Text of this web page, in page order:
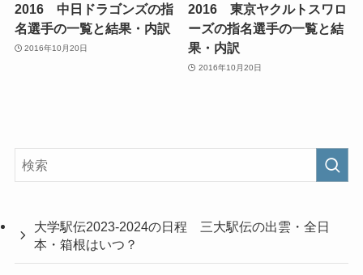
2016 中日ドラゴンズの指
名選手の一覧と結果・内訳
2016年10月20日
2016 東京ヤクルトスワロ
ーズの指名選手の一覧と結
果・内訳
2016年10月20日
大学駅伝2023-2024の日程 三大駅伝の出雲・全日
本・箱根はいつ？